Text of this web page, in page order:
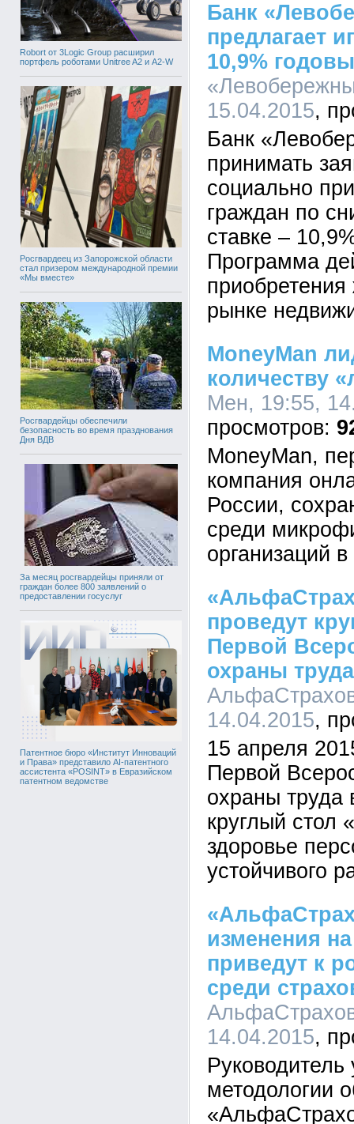
Robort от 3Logic Group расширил
портфель роботами Unitree A2 и A2-W
Росгвардеец из Запорожской области
стал призером международной премии
«Мы вместе»
Росгвардейцы обеспечили
безопасность во время празднования
Дня ВДВ
За месяц росгвардейцы приняли от
граждан более 800 заявлений о
предоставлении госуслуг
Патентное бюро «Институт Инноваций
и Права» представило AI-патентного
ассистента «POSINT» в Евразийском
патентном ведомстве
Банк
предлагает
10,9%
15.04.2015
Банк
принимать
социально
граждан по
ставке –
Программа
рынке
MoneyMan
количеству
Мен, 19:55,
MoneyMan,
компания
России,
среди
организаций
проведут
Первой
охраны
14.04.2015
15 апреля
Первой
охраны труда
круглый стол
здоровье
устойчивого
изменения
приведут к
среди
14.04.2015
Руководитель
методологии